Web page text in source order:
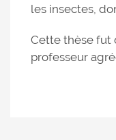
les insectes,
Cette thèse fut
professeur